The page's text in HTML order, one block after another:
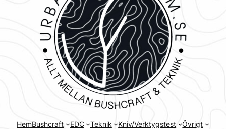
HemBushcraft EDC Teknik Kniv/Verktygstest
Övrigt